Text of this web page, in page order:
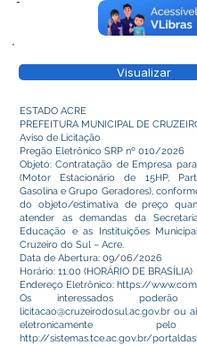
Visualizar
ESTADO ACRE
PREFEITURA MUNICIPAL DE
Aviso de Licitação
Pregão Eletrônico SRP nº 010/2026
Objeto: Contratação de Empresa
(Motor Estacionário de 15HP,
Gasolina e Grupo Geradores),
do objeto/estimativa de preço
atender as demandas da
Educação e as Instituições
Cruzeiro do Sul – Acre.
Data de Abertura: 09/06/2026
Horário: 11:00 (HORÁRIO DE BRASÍLIA)
Endereço Eletrônico: https://
Os interessados
licitacao@cruzeirodosul.ac.gov.br ou
eletronicamente
http://sistemas.tce.ac.gov.br/